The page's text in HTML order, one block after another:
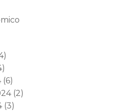
(6)
(2)
(3)